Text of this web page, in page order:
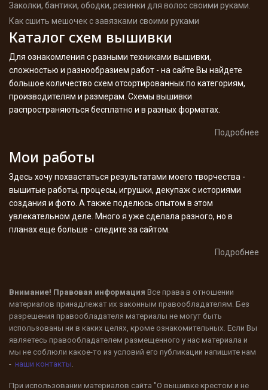
Заколки, бантики, ободки, резинки для волос своими руками.
Как сшить мешочек с завязками своими руками
Каталог схем вышивки
Для ознакомления с разными техниками вышивки,
сложностью и разнообразием работ - на сайте Вы найдете
большое количество схем отсортированных по категориям,
производителям и размерам. Схемы вышивки
распространяються бесплатно и в разных форматах.
Подробнее
Мои работы
Здесь хочу похвастаться результатами моего творчества -
вышитые работы, процесы, игрушки, декупаж с историями
создания и фото. А также поделюсь опытом в этом
увлекательном деле. Много я уже сделала разного, но в
планах еще больше - следите за сайтом.
Подробнее
Внимание! Правовая информация Все права в отношении
материалов принадлежат их законным правообладателям. Без
разрешения правообладателя материалы не могут быть
использованы ни в каких целях, кроме ознакомительных. Если Вы
являетесь правообладателем размещенного у нас материала и
мы не соблюли какое-то из условий его публикации напишите нам
- наши контакты.
При использовании материалов сайта "О вышивке крестом и не